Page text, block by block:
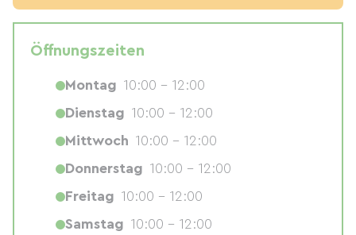
Öffnungszeiten
Montag 10:00 - 12:00
Dienstag 10:00 - 12:00
Mittwoch 10:00 - 12:00
Donnerstag 10:00 - 12:00
Freitag 10:00 - 12:00
Samstag 10:00 - 12:00